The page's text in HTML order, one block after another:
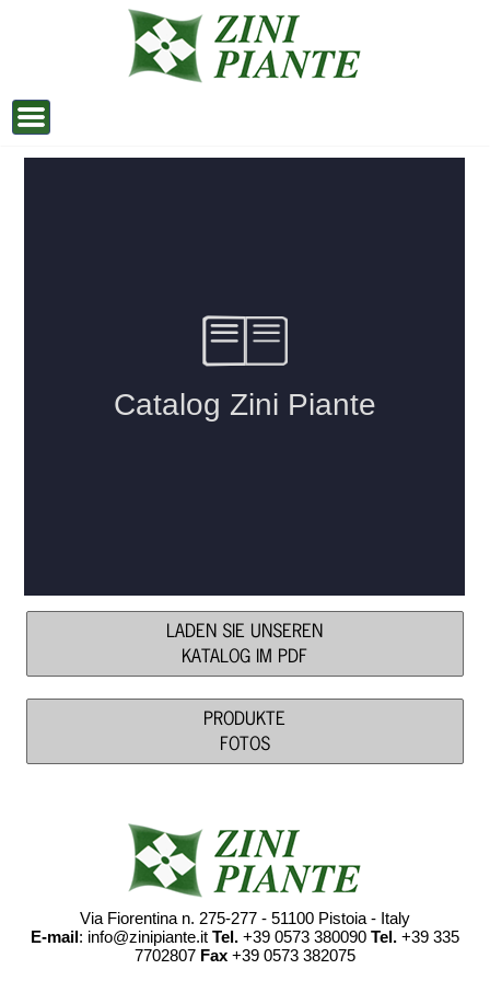
LADEN SIE UNSEREN
KATALOG IM PDF
PRODUKTE
FOTOS
Via Fiorentina n. 275-277 - 51100 Pistoia - Italy
E-mail: info@zinipiante.it Tel. +39 0573 380090 Tel. +39 335
7702807 Fax +39 0573 382075